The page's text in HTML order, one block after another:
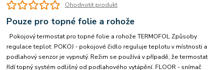
Ohodnotit produkt
Pouze pro topné folie a rohože
Pokojový termostat pro topné folie a rohože TERMOFOL Způsoby
regulace teplot: POKOJ - pokojové čidlo reguluje teplotu v místnosti a
podlahový senzor je vypnutý. Režim se používá v případě, že termostat
řídí topný systém odlišný od podlahového vytápění. FLOOR - snímač